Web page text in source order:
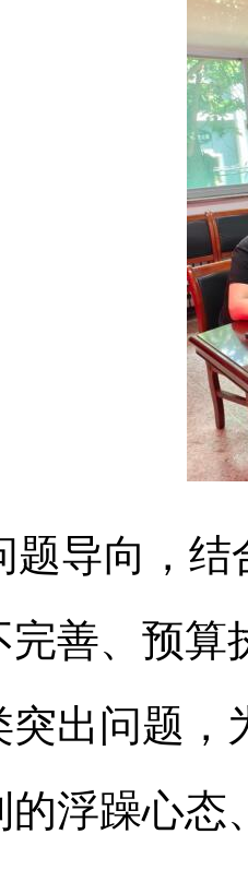
题导向，
完善、预算
出问题，
的浮躁心态